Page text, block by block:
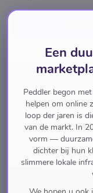
In
Beauty & Health
Pay with
Ajanta
Een
Peddler begon
helpen om online
loop der jaren is
van de markt. In
vorm —
dichter bij hun
slimmere lokale